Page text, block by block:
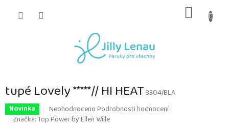
KOŠÍK
tupé Lovely *****// HI HEAT3304/BLA
Novinka
Průměrné
hodnocení
NeohodnocenoPodrobnosti hodnocení
Značka:Top Power by Ellen Wille